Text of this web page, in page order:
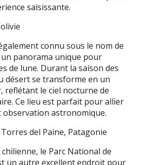
saisissante.
connu sous le nom de
panorama unique pour
de lune. Durant la saison des
désert se transforme en un
reflétant le ciel nocturne de
Ce lieu est parfait pour allier
astronomique.
del Paine, Patagonie
le Parc National de
un autre excellent endroit pour